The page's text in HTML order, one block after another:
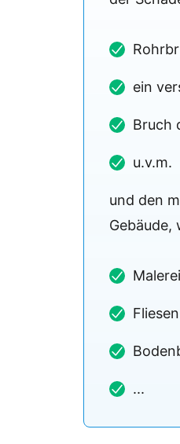
ein
Bruch
u.v.m.
und den
Gebäude,
...